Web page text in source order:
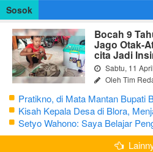
Sosok
Bocah 9
Jago Otak-
cita Jadi
Sabtu, 11
Oleh Tim
Pratikno, di Mata Mantan Bupati
Kisah Kepala Desa di Blora,
Masih Hidup Sederhana
Setyo Wahono: Saya Belajar